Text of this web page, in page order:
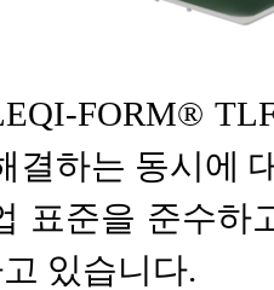
FORM®
결하는 동시에
표준을 준수
있습니다.